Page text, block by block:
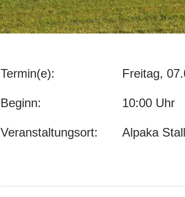
Termin(e): Freitag,
Beginn: 10:00 Uhr
Veranstaltungsort: Alpaka